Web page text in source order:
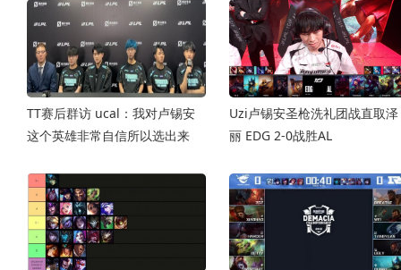
TT赛后群访 ucal：我对卢锡安
这个英雄非常自信所以选出来
Uzi卢锡安圣枪洗礼团战直取泽
丽 EDG 2-0战胜AL